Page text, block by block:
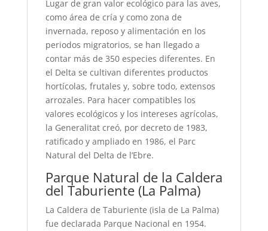
Lugar de gran valor ecológico para las aves,
como área de cría y como zona de
invernada, reposo y alimentación en los
periodos migratorios, se han llegado a
contar más de 350 especies diferentes. En
el Delta se cultivan diferentes productos
hortícolas, frutales y, sobre todo, extensos
arrozales. Para hacer compatibles los
valores ecológicos y los intereses agrícolas,
la Generalitat creó, por decreto de 1983,
ratificado y ampliado en 1986, el Parc
Natural del Delta de l’Ebre.
Parque Natural de la Caldera
del Taburiente (La Palma)
La Caldera de Taburiente (isla de La Palma)
fue declarada Parque Nacional en 1954.